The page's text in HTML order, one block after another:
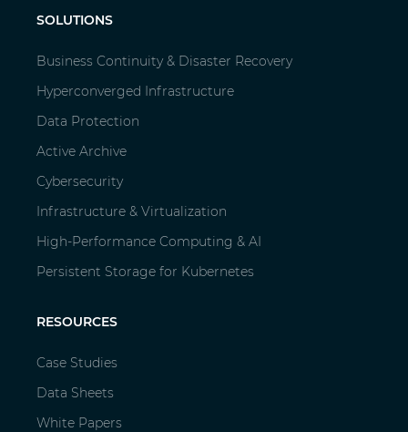
SOLUTIONS
Business Continuity & Disaster Recovery
Hyperconverged Infrastructure
Data Protection
Active Archive
Cybersecurity
Infrastructure & Virtualization
High-Performance Computing & AI
Persistent Storage for Kubernetes
RESOURCES
Case Studies
Data Sheets
White Papers